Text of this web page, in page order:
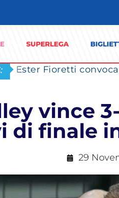
Ester Fioretti
vince
di finale
29